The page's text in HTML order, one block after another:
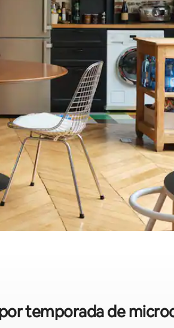
cima e para baixo do teclado ou tocando
temporada de